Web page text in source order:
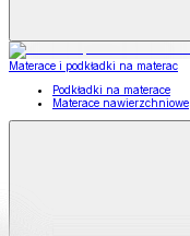
Materace i podkładki na materac
Podkładki na materace
Materace nawierzchniowe